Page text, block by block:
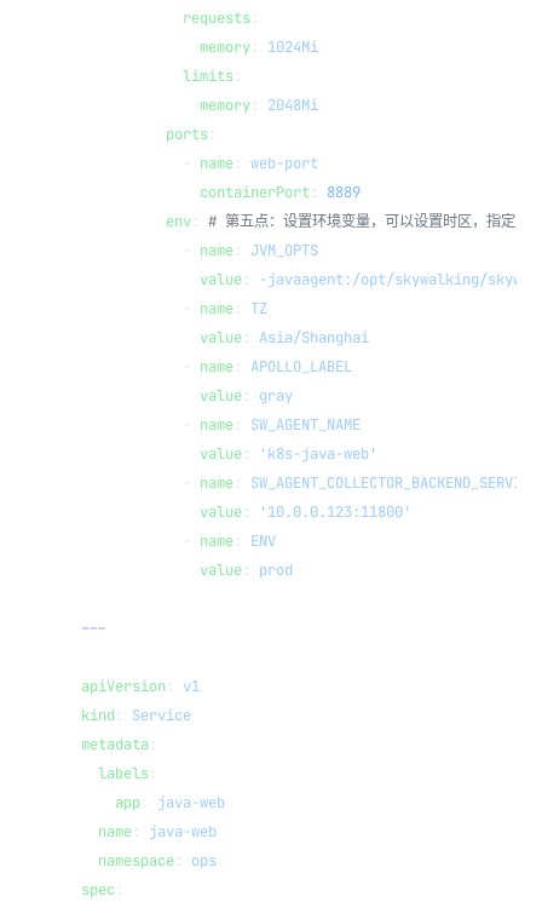
            requests
:
              memory
: 1024Mi
            limits
:
              memory
: 2048Mi
          ports
:
name: web-port
              containerPort
: 8889
          env
: # 第五点：设置环境变量，可以设置时区，指定
name: JVM_OPTS
              value
:
-javaagent:/opt/skywalking/
name: TZ
              value
: Asia/Shanghai
name: APOLLO_LABEL
              value
: gray
name: SW_AGENT_NAME
              value
:
'k8s-java-web'
name:
              value
:
'10.0.0.123:11800'
name: ENV
              value
: prod
---
apiVersion: v1
kind: Service
metadata:
  labels
:
    app
: java-web
  name
: java-web
  namespace
: ops
spec :